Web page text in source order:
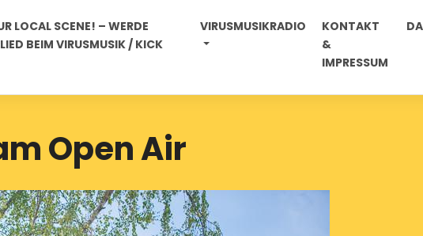
LOCAL SCENE! – WERDE
BEIM VIRUSMUSIK / KICK
VIRUSMUSIKRADIO
KONTAKT
&
IMPRESSUM
Open Air